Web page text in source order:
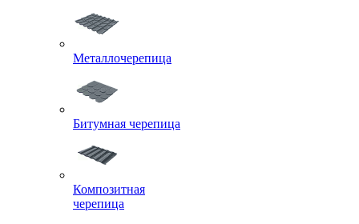
Металлочерепица
Битумная черепица
Композитная
черепица